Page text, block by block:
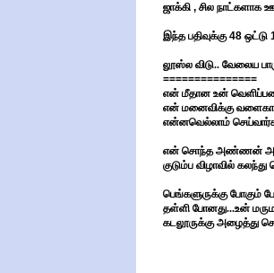
ஜாக்கி , சில நாட்களாக
இந்த பதிவுக்கு48 ஒட்டு
லூஸ்ல விடு.. வேலைய
===============
என் மீதான உன்
என் மனைவிக்கு
என்னவெல்லாம்
என் சொந்த அண்ணன்
குடும்ப விழாவில்
பெங்களுருக்கு போகும்
தள்ளி போனது...உன்
கடலூருக்கு அழைத்து